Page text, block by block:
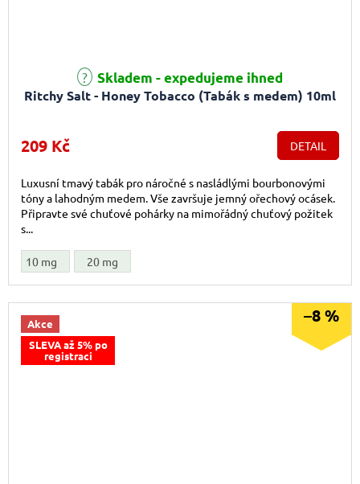
Ritchy Salt - Honey Tobacco (Tabák s medem) 10ml
Skladem - expedujeme ihned
209 Kč DETAIL
Luxusní tmavý tabák pro náročné s nasládlými bourbonovými
tóny a lahodným medem. Vše završuje jemný ořechový ocásek.
Připravte své chuťové pohárky na mimořádný chuťový požitek
s...
10 mg 20 mg
Akce
SLEVA až 5% po
registraci
–8 %